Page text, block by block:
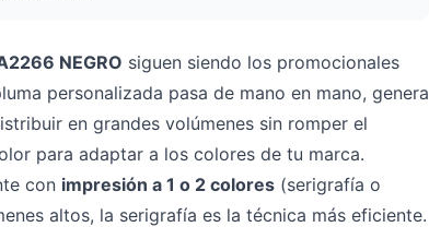
NEGRO siguen siendo los promocionales
personalizada pasa de mano en mano, genera
en grandes volúmenes sin romper el
para adaptar a los colores de tu marca.
con impresión a 1 o 2 colores (serigrafía o
altos, la serigrafía es la técnica más eficiente.